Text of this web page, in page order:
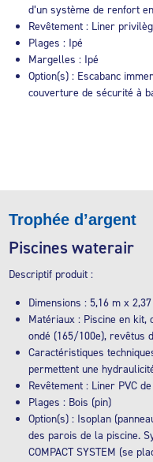
d’un système de renfort
Revêtement : Liner
Plages : Ipé
Margelles : Ipé
Option(s) : Escabanc
couverture de sécurité à
Trophée d’argent
Piscines waterair
Descriptif produit :
Dimensions : 5,16 m x
Matériaux : Piscine en kit,
ondé (165/100e), revêtus
Caractéristiques
permettent une
Revêtement : Liner PVC
Plages : Bois (pin)
Option(s) : Isoplan
des parois de la piscine.
COMPACT SYSTEM (se